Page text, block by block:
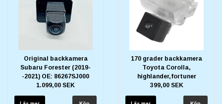
Original backkamera
Subaru Forester (2019-
-2021) OE: 86267SJ000
1.099,00 SEK
170 grader backkamera
Toyota Corolla,
highlander,fortuner
399,00 SEK